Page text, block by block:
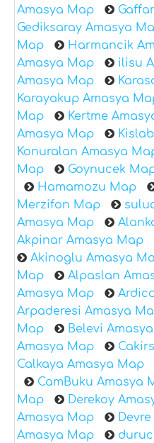
Amasya Map
Gediksaray Amasya
Map
Harmancik
Amasya Map
ilisu
Amasya Map
Karayakup Amasya
Map
Kertme
Amasya Map
Konuralan Amasya
Map
Goynucek
Hamamozu Map
Merzifon Map
Amasya Map
Akpinar Amasya Map
Akinoglu Amasya
Map
Alpaslan
Amasya Map
Arpaderesi Amasya
Map
Belevi
Amasya Map
Calkaya Amasya Map
CamBuku Amasya
Map
Derekoy
Amasya Map
Amasya Map